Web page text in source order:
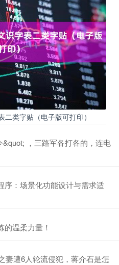
类字贴（电子版可打印）
，三路军各打各的，连电
序：场景化功能设计与需求适
温柔力量！
妻遭6人轮流侵犯，蒋介石是怎